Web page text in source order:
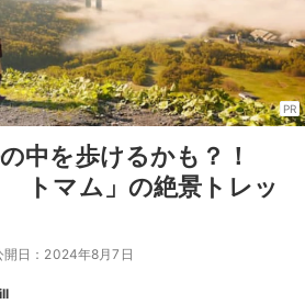
PR
中を歩けるかも？！
トマム」の絶景トレッ
開日：2024年8月7日